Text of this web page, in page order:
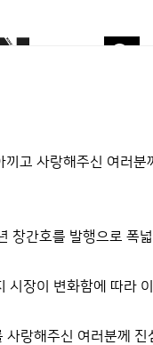
끼고 사랑해주신 여러분
창간호를 발행으로 폭
시장이 변화함에 따라
사랑해주신 여러분께
LIFESTYLE